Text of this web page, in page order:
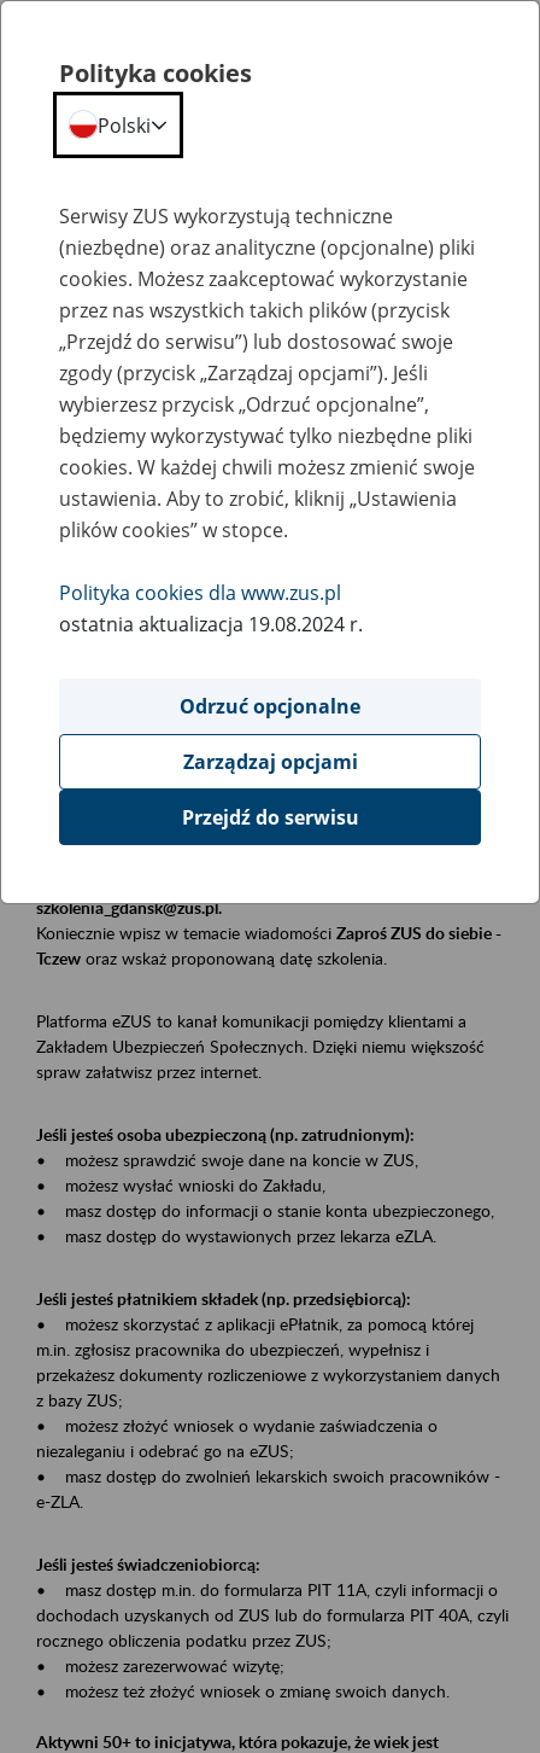
Szkolenia
Zaproś ZUS do siebie: eZUS, wizyty
rezerwowane, e-wizyty, Aktywni 50+
Rodzaj wydarzenia
Szkolenia
Obszar merytoryczny
Płatnicy, ubezpieczeni, świadczeniobiorcy
Opis wydarzenia
Szkolenie stacjonarne w siedzibie firmy, instytucji, urzędu.
szkolenia_gdansk@zus.pl.
Koniecznie wpisz w temacie wiadomości Zaproś ZUS do siebie -
Tczew oraz wskaż proponowaną datę szkolenia.
Platforma eZUS to kanał komunikacji pomiędzy klientami a
Zakładem Ubezpieczeń Społecznych. Dzięki niemu większość
spraw załatwisz przez internet.
Jeśli jesteś osoba ubezpieczoną (np. zatrudnionym):
• możesz sprawdzić swoje dane na koncie w ZUS,
• możesz wysłać wnioski do Zakładu,
• masz dostęp do informacji o stanie konta ubezpieczonego,
• masz dostęp do wystawionych przez lekarza eZLA.
Jeśli jesteś płatnikiem składek (np. przedsiębiorcą):
• możesz skorzystać z aplikacji ePłatnik, za pomocą której
m.in. zgłosisz pracownika do ubezpieczeń, wypełnisz i
przekażesz dokumenty rozliczeniowe z wykorzystaniem danych
z bazy ZUS;
• możesz złożyć wniosek o wydanie zaświadczenia o
niezaleganiu i odebrać go na eZUS;
• masz dostęp do zwolnień lekarskich swoich pracowników -
e-ZLA.
Jeśli jesteś świadczeniobiorcą:
• masz dostęp m.in. do formularza PIT 11A, czyli informacji o
dochodach uzyskanych od ZUS lub do formularza PIT 40A, czyli
rocznego obliczenia podatku przez ZUS;
• możesz zarezerwować wizytę;
• możesz też złożyć wniosek o zmianę swoich danych.
Aktywni 50+ to inicjatywa, która pokazuje, że wiek jest
Polityka cookies
Polski
Serwisy ZUS wykorzystują techniczne
(niezbędne) oraz analityczne (opcjonalne) pliki
cookies. Możesz zaakceptować wykorzystanie
przez nas wszystkich takich plików (przycisk
„Przejdź do serwisu”) lub dostosować swoje
zgody (przycisk „Zarządzaj opcjami”). Jeśli
wybierzesz przycisk „Odrzuć opcjonalne”,
będziemy wykorzystywać tylko niezbędne pliki
cookies. W każdej chwili możesz zmienić swoje
ustawienia. Aby to zrobić, kliknij „Ustawienia
plików cookies” w stopce.
Polityka cookies dla www.zus.pl
ostatnia aktualizacja 19.08.2024 r.
Odrzuć opcjonalne
Zarządzaj opcjami
Przejdź do serwisu